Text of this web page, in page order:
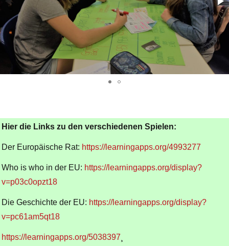
Hier die Links zu den verschiedenen Spielen:
Der Europäische Rat: https://learningapps.org/4993277
Who is who in der EU: https://learningapps.org/display?
v=p03c0opzt18
Die Geschichte der EU: https://learningapps.org/display?
v=pc61am5qt18
https://learningapps.org/5038397